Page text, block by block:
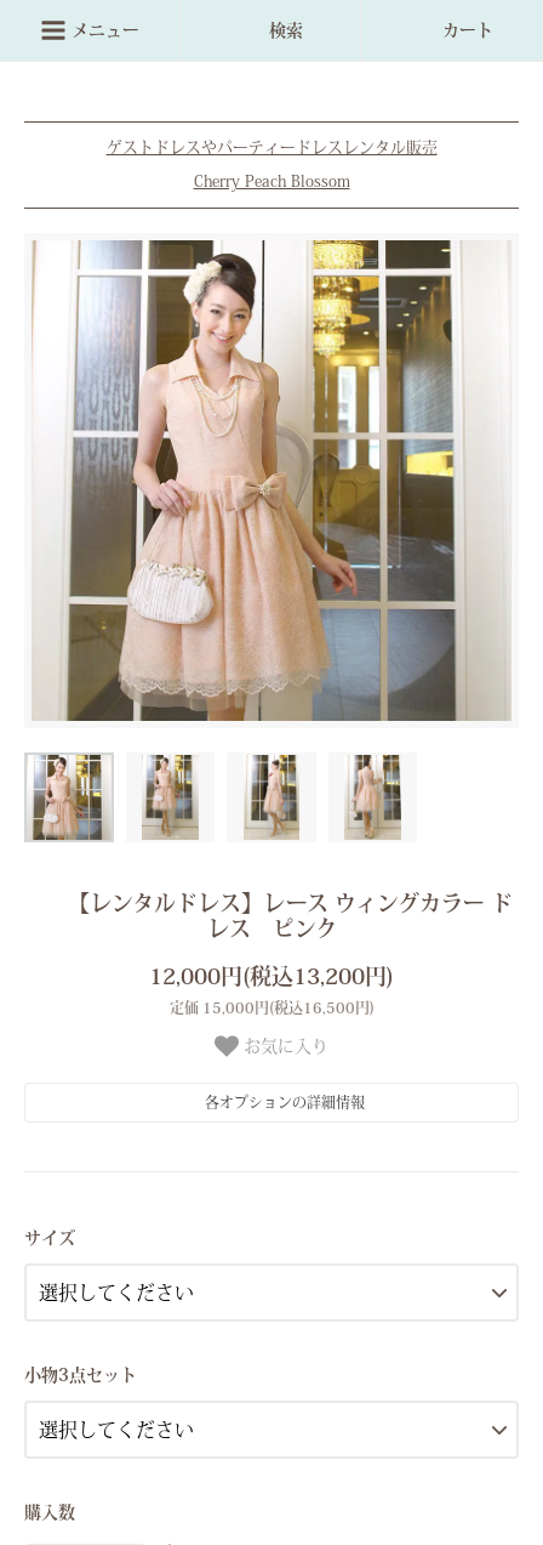
メニュー 検索 カート
ゲストドレスやパーティードレスレンタル販売
Cherry Peach Blossom
【レンタルドレス】レース ウィングカラー ド
レス ピンク
12,000円(税込13,200円)
定価 15,000円(税込16,500円)
お気に入り
各オプションの詳細情報
サイズ
小物3点セット
購入数